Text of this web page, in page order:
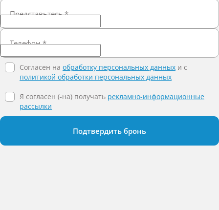
Представьтесь*
Телефон*
Согласен на обработку персональных данных и c
политикой обработки персональных данных
Я согласен (-на) получать рекламно-информационные
рассылки
Подтвердить бронь